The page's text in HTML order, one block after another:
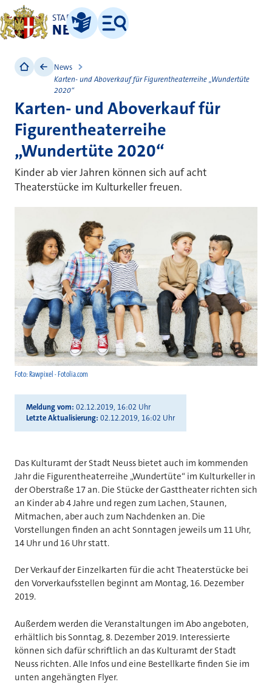
STADT
NEUSS
Leichte Sprache
Menü
Foto: Rawpixel - Fotolia.com
News
Karten- und Aboverkauf für Figurentheaterreihe „Wundertüte
2020“
Karten- und Aboverkauf für
Figurentheaterreihe
„Wundertüte 2020“
Kinder ab vier Jahren können sich auf acht
Theaterstücke im Kulturkeller freuen.
Meldung vom 02.12.2019, 16:02 Uhr
Letzte Aktualisierung 02.12.2019, 16:02 Uhr
Das Kulturamt der Stadt Neuss bietet auch im kommenden
Jahr die Figurentheaterreihe „Wundertüte“ im Kulturkeller in
der Oberstraße 17 an. Die Stücke der Gasttheater richten sich
an Kinder ab 4 Jahre und regen zum Lachen, Staunen,
Mitmachen, aber auch zum Nachdenken an. Die
Vorstellungen finden an acht Sonntagen jeweils um 11 Uhr,
14 Uhr und 16 Uhr statt.
Der Verkauf der Einzelkarten für die acht Theaterstücke bei
den Vorverkaufsstellen beginnt am Montag, 16. Dezember
2019.
Außerdem werden die Veranstaltungen im Abo angeboten,
erhältlich bis Sonntag, 8. Dezember 2019. Interessierte
können sich dafür schriftlich an das Kulturamt der Stadt
Neuss richten. Alle Infos und eine Bestellkarte finden Sie im
unten angehängten Flyer.